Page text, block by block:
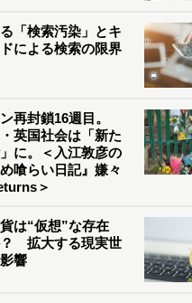
「検索汚染」とキ
による検索の限界
再封鎖16週目。
英国社会は「新た
に。＜入江敦彦の
め喰らい日記』嫌々
＞
は“仮想”な存在
拡大する現実世
響